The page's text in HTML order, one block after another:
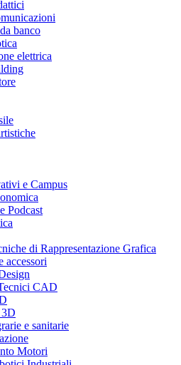
banco
elettrica
e Campus
Podcast
di Rappresentazione Grafica
accessori
CAD
3D
e sanitarie
Motori